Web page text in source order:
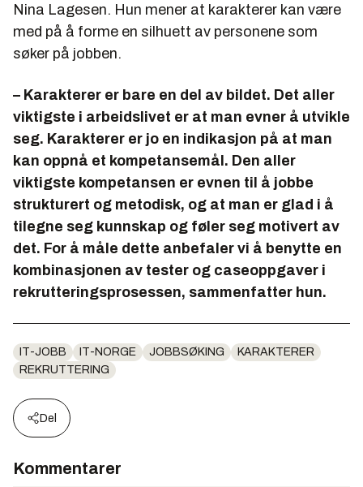
Nina Lagesen. Hun mener at karakterer kan være
med på å forme en silhuett av personene som
søker på jobben.
– Karakterer er bare en del av bildet. Det aller
viktigste i arbeidslivet er at man evner å utvikle
seg. Karakterer er jo en indikasjon på at man
kan oppnå et kompetansemål. Den aller
viktigste kompetansen er evnen til å jobbe
strukturert og metodisk, og at man er glad i å
tilegne seg kunnskap og føler seg motivert av
det. For å måle dette anbefaler vi å benytte en
kombinasjonen av tester og caseoppgaver i
rekrutteringsprosessen, sammenfatter hun.
IT-JOBB IT-NORGE JOBBSØKING
KARAKTERER
REKRUTTERING
Del
Kommentarer